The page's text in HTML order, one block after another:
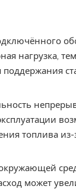
нагрузка,
поддержания
топлива
может